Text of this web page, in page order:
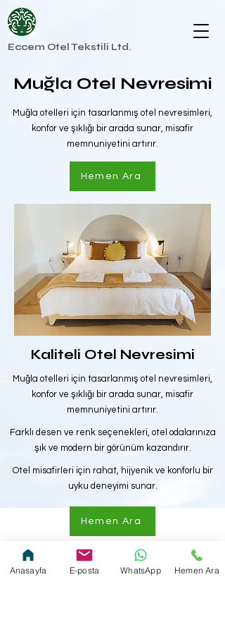
Eccem Otel Tekstili Ltd.
Muğla Otel Nevresimi
Muğla otelleri için tasarlanmış otel nevresimleri,
konfor ve şıklığı bir arada sunar, misafir
memnuniyetini artırır.
Hemen Ara
Kaliteli Otel Nevresimi
Muğla otelleri için tasarlanmış otel nevresimleri,
konfor ve şıklığı bir arada sunar, misafir
memnuniyetini artırır.
Farklı desen ve renk seçenekleri, otel odalarınıza
şık ve modern bir görünüm kazandırır.
Otel misafirleri için rahat, hijyenik ve konforlu bir
uyku deneyimi sunar.
Hemen Ara
Anasayfa E-posta WhatsApp Hemen Ara